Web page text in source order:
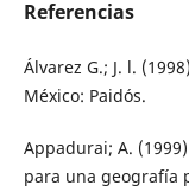
Referencias
Álvarez G.; J. l.
México: Paidós.
Appadurai; A.
para una geografía